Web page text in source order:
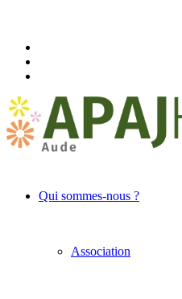
Qui sommes-nous ?
Association